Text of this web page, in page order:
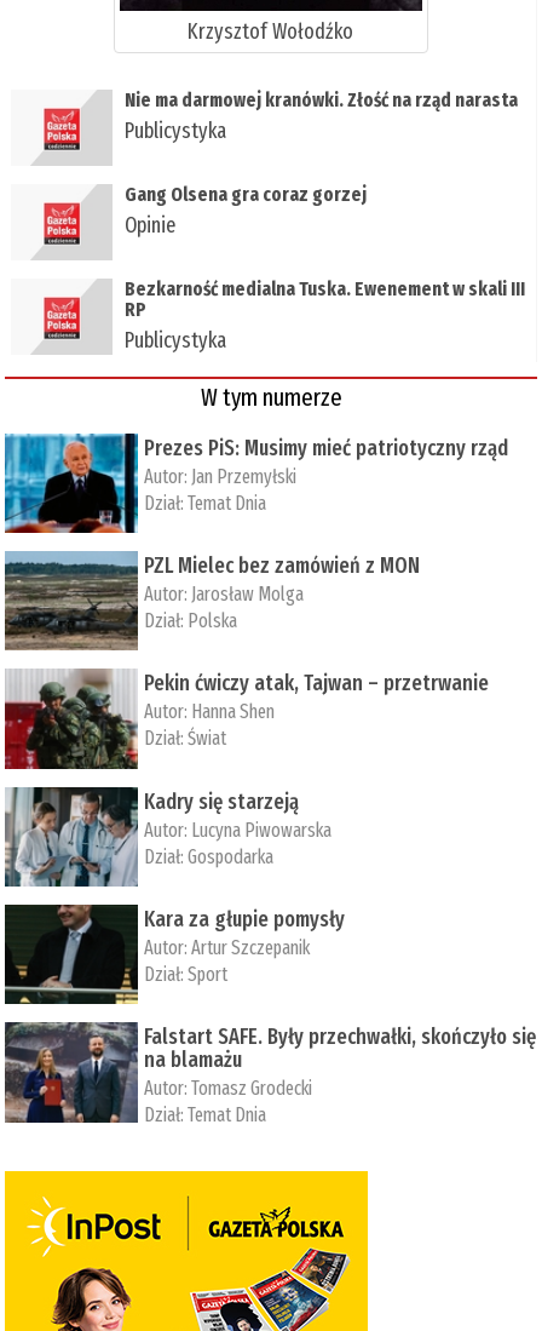
Krzysztof Wołodźko
Nie ma darmowej kranówki. Złość na rząd narasta
Publicystyka
Gang Olsena gra coraz gorzej
Opinie
Bezkarność medialna Tuska. Ewenement w skali III
RP
Publicystyka
W tym numerze
Prezes PiS: Musimy mieć patriotyczny rząd
Autor: Jan Przemyłski
Dział:Temat Dnia
PZL Mielec bez zamówień z MON
Autor: Jarosław Molga
Dział: Polska
Pekin ćwiczy atak, Tajwan – przetrwanie
Autor: ­Hanna Shen
Dział:Świat
Kadry się starzeją
Autor: Lucyna Piwowarska
Dział:Gospodarka
Kara za głupie pomysły
Autor:Artur Szczepanik
Dział:Sport
Falstart SAFE. Były przechwałki, skończyło się
na blamażu
Autor:Tomasz Grodecki
Dział:Temat Dnia